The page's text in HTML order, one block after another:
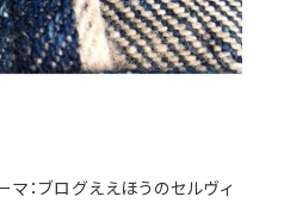
：ブログええほうのセルヴィ